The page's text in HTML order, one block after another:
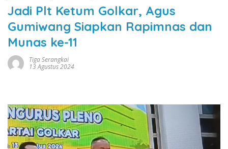
Jadi Plt Ketum Golkar, Agus
Gumiwang Siapkan Rapimnas dan
Munas ke-11
Tiga Serangkai
13 Agustus 2024